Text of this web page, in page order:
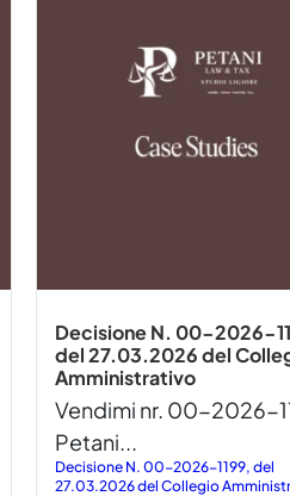
Decisione N. 00-2026-
del 27.03.2026 del
Amministrativo
Vendimi nr. 00-2026-
Petani...
Decisione N. 00-2026-1199, del
27.03.2026 del Collegio